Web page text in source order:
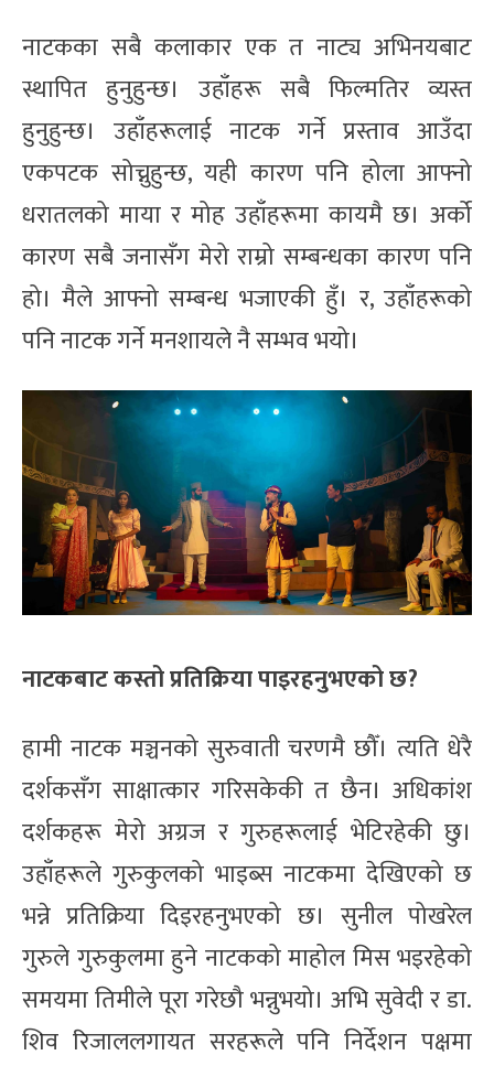
नाटकका सबै कलाकार एक त नाट्य अभिनयबाट
स्थापित हुनुहुन्छ। उहाँहरू सबै फिल्मतिर व्यस्त
हुनुहुन्छ। उहाँहरूलाई नाटक गर्ने प्रस्ताव आउँदा
एकपटक सोच्नुहुन्छ, यही कारण पनि होला आफ्नो
धरातलको माया र मोह उहाँहरूमा कायमै छ। अर्को
कारण सबै जनासँग मेरो राम्रो सम्बन्धका कारण पनि
हो। मैले आफ्नो सम्बन्ध भजाएकी हुँ। र, उहाँहरूको
पनि नाटक गर्ने मनशायले नै सम्भव भयो।
नाटकबाट कस्तो प्रतिक्रिया पाइरहनुभएको छ?
हामी नाटक मञ्चनको सुरुवाती चरणमै छौँ। त्यति धेरै
दर्शकसँग साक्षात्कार गरिसकेकी त छैन। अधिकांश
दर्शकहरू मेरो अग्रज र गुरुहरूलाई भेटिरहेकी छु।
उहाँहरूले गुरुकुलको भाइब्स नाटकमा देखिएको छ
भन्ने प्रतिक्रिया दिइरहनुभएको छ। सुनील पोखरेल
गुरुले गुरुकुलमा हुने नाटकको माहोल मिस भइरहेको
समयमा तिमीले पूरा गरेछौ भन्नुभयो। अभि सुवेदी र डा.
शिव रिजाललगायत सरहरूले पनि निर्देशन पक्षमा